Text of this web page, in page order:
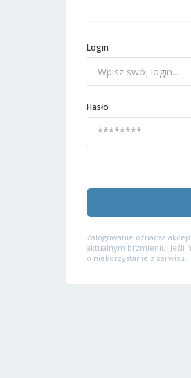
Login
Hasło
Zalogowanie oznacza
aktualnym brzmieniu. Jeśli
o niekorzystanie z serwisu.